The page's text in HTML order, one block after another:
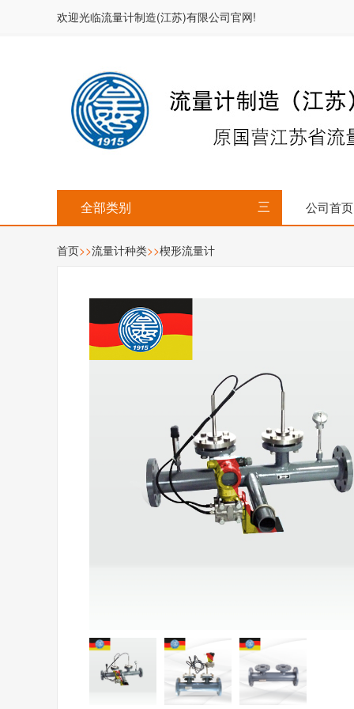
欢迎光临流量计制造(江苏)有限公司官网!
全部类别 三 公司首页
首页>>流量计种类>>楔形流量计